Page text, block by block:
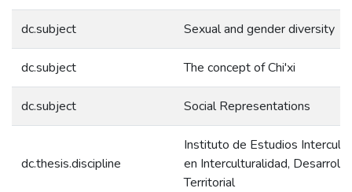
dc.subject Sexual and gender diversity
dc.subject The concept of Chi'xi
dc.subject Social Representations
dc.thesis.discipline
Instituto de Estudios
en Interculturalidad,
Territorial